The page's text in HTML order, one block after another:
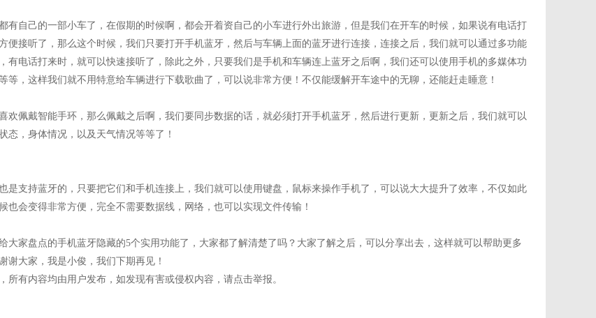
有自己的一部小车了，在假期的时候啊，都会开着资自己的小车进行外出旅游，但是我们在开车的时候，如果说有电话打
便接听了，那么这个时候，我们只要打开手机蓝牙，然后与车辆上面的蓝牙进行连接，连接之后，我们就可以通过多功能
有电话打来时，就可以快速接听了，除此之外，只要我们是手机和车辆连上蓝牙之后啊，我们还可以使用手机的多媒体功
等，这样我们就不用特意给车辆进行下载歌曲了，可以说非常方便！不仅能缓解开车途中的无聊，还能赶走睡意！
欢佩戴智能手环，那么佩戴之后啊，我们要同步数据的话，就必须打开手机蓝牙，然后进行更新，更新之后，我们就可以
态，身体情况，以及天气情况等等了！
是支持蓝牙的，只要把它们和手机连接上，我们就可以使用键盘，鼠标来操作手机了，可以说大大提升了效率，不仅如此
也会变得非常方便，完全不需要数据线，网络，也可以实现文件传输！
大家盘点的手机蓝牙隐藏的5个实用功能了，大家都了解清楚了吗？大家了解之后，可以分享出去，这样就可以帮助更多
谢大家，我是小俊，我们下期再见！
所有内容均由用户发布，如发现有害或侵权内容，请点击举报。